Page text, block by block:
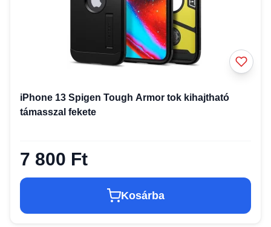
iPhone 13 Spigen Tough Armor tok kihajtható
támasszal fekete
7 800 Ft
Kosárba